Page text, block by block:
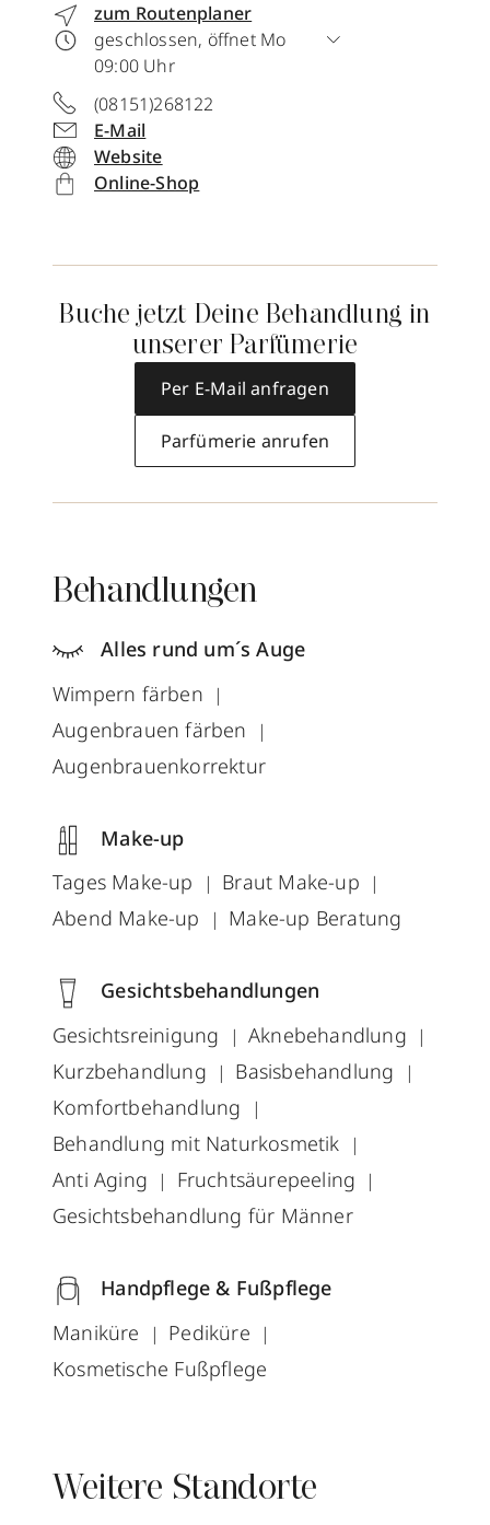
zum Routenplaner
geschlossen, öffnet Mo
09:00 Uhr
(08151)268122
E-Mail
Website
Online-Shop
Buche jetzt Deine Behandlung in
unserer Parfümerie
Per E-Mail anfragen
Parfümerie anrufen
Behandlungen
Alles rund um´s Auge
Wimpern färben
Augenbrauen färben
Augenbrauenkorrektur
Make-up
Tages Make-up
Braut Make-up
Abend Make-up
Make-up Beratung
Gesichtsbehandlungen
Gesichtsreinigung
Aknebehandlung
Kurzbehandlung
Basisbehandlung
Komfortbehandlung
Behandlung mit Naturkosmetik
Anti Aging
Fruchtsäurepeeling
Gesichtsbehandlung für Männer
Handpflege & Fußpflege
Maniküre
Pediküre
Kosmetische Fußpflege
Weitere Standorte